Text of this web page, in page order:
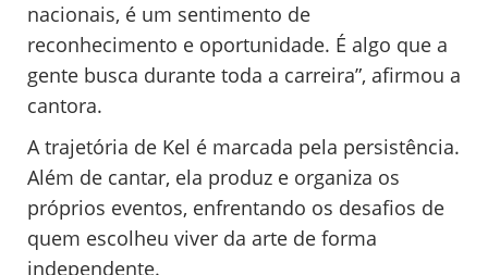
nacionais, é um sentimento de
reconhecimento e oportunidade. É algo que a
gente busca durante toda a carreira”, afirmou a
cantora.
A trajetória de Kel é marcada pela persistência.
Além de cantar, ela produz e organiza os
próprios eventos, enfrentando os desafios de
quem escolheu viver da arte de forma
independente.